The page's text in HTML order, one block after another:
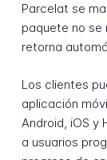
Parcelat se
paquete no se
retorna
Los clientes
aplicación
Android, iOS y
a usuarios